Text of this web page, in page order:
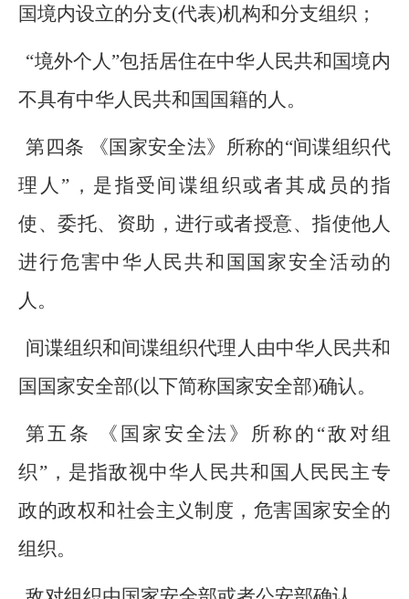
国境内设立的分支(代表)机构和分支组织；
“境外个人”包括居住在中华人民共和国境内
不具有中华人民共和国国籍的人。
第四条 《国家安全法》所称的“间谍组织代
理人”，是指受间谍组织或者其成员的指
使、委托、资助，进行或者授意、指使他人
进行危害中华人民共和国国家安全活动的
人。
间谍组织和间谍组织代理人由中华人民共和
国国家安全部(以下简称国家安全部)确认。
第五条 《国家安全法》所称的“敌对组
织”，是指敌视中华人民共和国人民民主专
政的政权和社会主义制度，危害国家安全的
组织。